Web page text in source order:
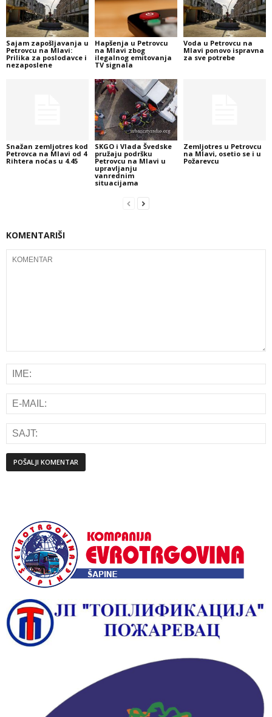
Sajam zapošljavanja u
Petrovcu na Mlavi:
Prilika za poslodavce i
nezaposlene
Hapšenja u Petrovcu
na Mlavi zbog
ilegalnog emitovanja
TV signala
Voda u Petrovcu na
Mlavi ponovo ispravna
za sve potrebe
Snažan zemljotres kod
Petrovca na Mlavi od 4
Rihtera noćas u 4.45
SKGO i Vlada Švedske
pružaju podršku
Petrovcu na Mlavi u
upravljanju
vanrednim
situacijama
Zemljotres u Petrovcu
na Mlavi, osetio se i u
Požarevcu
KOMENTARIŠI